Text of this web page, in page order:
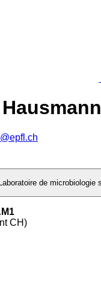
Laboratoire de
CH)